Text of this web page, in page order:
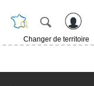
Changer de territoire